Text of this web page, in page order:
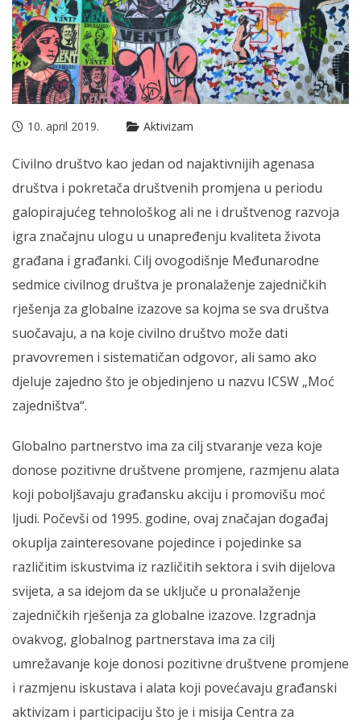
10. april 2019. Aktivizam
Civilno društvo kao jedan od najaktivnijih agenasa
društva i pokretača društvenih promjena u periodu
galopirajućeg tehnološkog ali ne i društvenog razvoja
igra značajnu ulogu u unapređenju kvaliteta života
građana i građanki. Cilj ovogodišnje Međunarodne
sedmice civilnog društva je pronalaženje zajedničkih
rješenja za globalne izazove sa kojma se sva društva
suočavaju, a na koje civilno društvo može dati
pravovremen i sistematičan odgovor, ali samo ako
djeluje zajedno što je objedinjeno u nazvu ICSW „Moć
zajedništva“.
Globalno partnerstvo ima za cilj stvaranje veza koje
donose pozitivne društvene promjene, razmjenu alata
koji poboljšavaju građansku akciju i promovišu moć
ljudi. Počevši od 1995. godine, ovaj značajan događaj
okuplja zainteresovane pojedince i pojedinke sa
različitim iskustvima iz različitih sektora i svih dijelova
svijeta, a sa idejom da se uključe u pronalaženje
zajedničkih rješenja za globalne izazove. Izgradnja
ovakvog, globalnog partnerstava ima za cilj
umrežavanje koje donosi pozitivne društvene promjene
i razmjenu iskustava i alata koji povećavaju građanski
aktivizam i participaciju što je i misija Centra za